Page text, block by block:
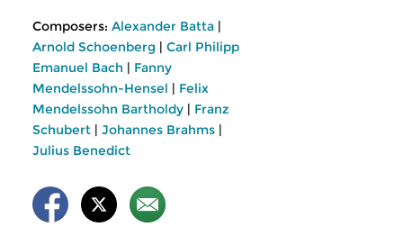
Composers: Alexander Batta |
Arnold Schoenberg | Carl Philipp
Emanuel Bach | Fanny
Mendelssohn-Hensel | Felix
Mendelssohn Bartholdy | Franz
Schubert | Johannes Brahms |
Julius Benedict